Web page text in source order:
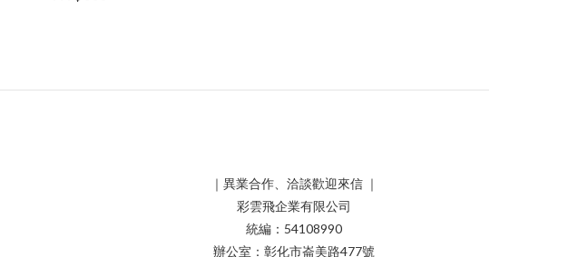
｜異業合作、洽談歡迎來信 ｜
彩雲飛企業有限公司
統編：54108990
辦公室：彰化市崙美路477號